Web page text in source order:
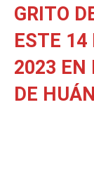
GRITO
ESTE 14
2023 EN
DE